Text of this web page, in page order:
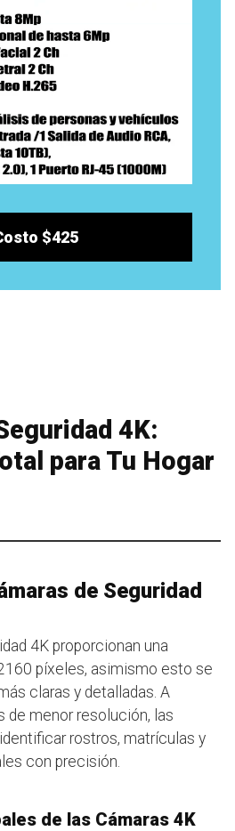
$425
4K:
para Tu Hogar
de Seguridad
4K proporcionan una
píxeles, asimismo esto se
claras y detalladas. A
de menor resolución, las
rostros, matrículas y
con precisión.
de las Cámaras 4K